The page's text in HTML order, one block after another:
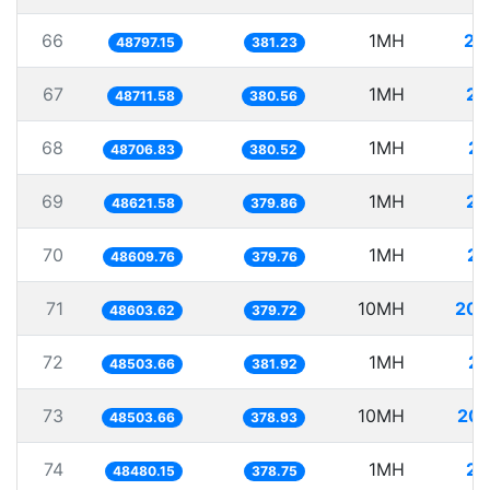
66 48797.15 381.23 1MH
67 48711.58 380.56 1MH
68 48706.83 380.52 1MH
69 48621.58 379.86 1MH
70 48609.76 379.76 1MH
71 48603.62 379.72 10MH
72 48503.66 381.92 1MH
73 48503.66 378.93 10MH
74 48480.15 378.75 1MH